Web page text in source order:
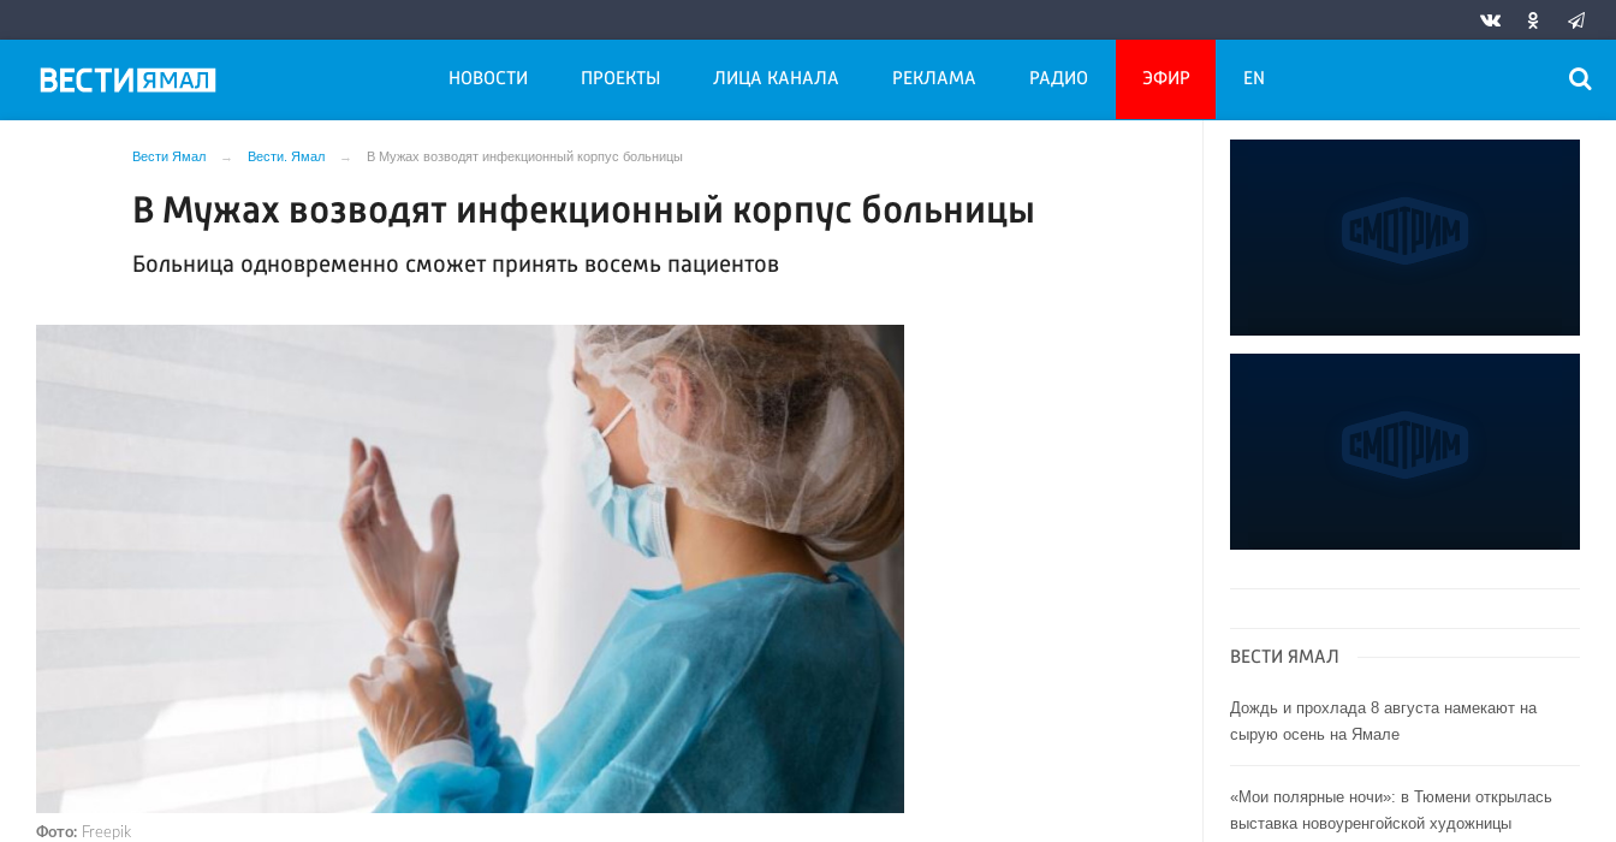
НОВОСТИ ПРОЕКТЫ ЛИЦА КАНАЛА РЕКЛАМА РАДИО ЭФИР EN
Вести Ямал Вести. Ямал В Мужах возводят инфекционный корпус больницы
В Мужах возводят инфекционный корпус больницы
Больница одновременно сможет принять восемь пациентов
Фото: Freepik
ВЕСТИ ЯМАЛ
Дождь и прохлада 8 августа намекают на
сырую осень на Ямале
«Мои полярные ночи»: в Тюмени открылась
выставка новоуренгойской художницы